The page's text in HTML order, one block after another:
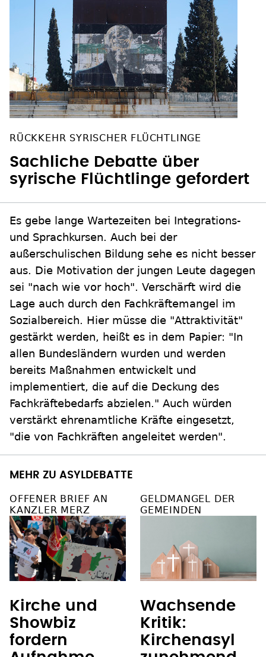
RÜCKKEHR SYRISCHER FLÜCHTLINGE
Sachliche Debatte über
syrische Flüchtlinge gefordert
Es gebe lange Wartezeiten bei Integrations-
und Sprachkursen. Auch bei der
außerschulischen Bildung sehe es nicht besser
aus. Die Motivation der jungen Leute dagegen
sei "nach wie vor hoch". Verschärft wird die
Lage auch durch den Fachkräftemangel im
Sozialbereich. Hier müsse die "Attraktivität"
gestärkt werden, heißt es in dem Papier: "In
allen Bundesländern wurden und werden
bereits Maßnahmen entwickelt und
implementiert, die auf die Deckung des
Fachkräftebedarfs abzielen." Auch würden
verstärkt ehrenamtliche Kräfte eingesetzt,
"die von Fachkräften angeleitet werden".
MEHR ZU ASYLDEBATTE
OFFENER BRIEF AN
KANZLER MERZ
Kirche und
Showbiz
fordern
GELDMANGEL DER
GEMEINDEN
Wachsende
Kritik:
Kirchenasyl